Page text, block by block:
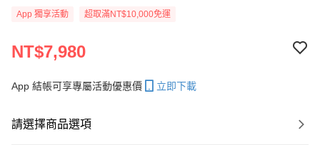
App 獨享活動 超取滿NT$10,000免運
NT$7,980
App 結帳可享專屬活動優惠價 立即下載
請選擇商品選項